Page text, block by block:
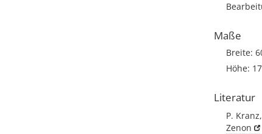
Maße
Breite:
Höhe:
Literatur
P.
Zenon